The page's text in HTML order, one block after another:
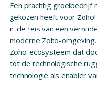
Een prachtig
gekozen heeft voor
in de reis van een
moderne Zoho-
Zoho-ecosysteem dat
tot de technologische
technologie als enabler